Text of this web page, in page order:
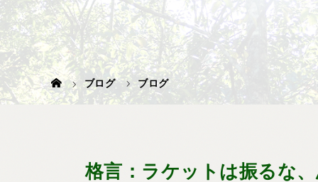
ブログ ブログ
格言：ラケットは振るな